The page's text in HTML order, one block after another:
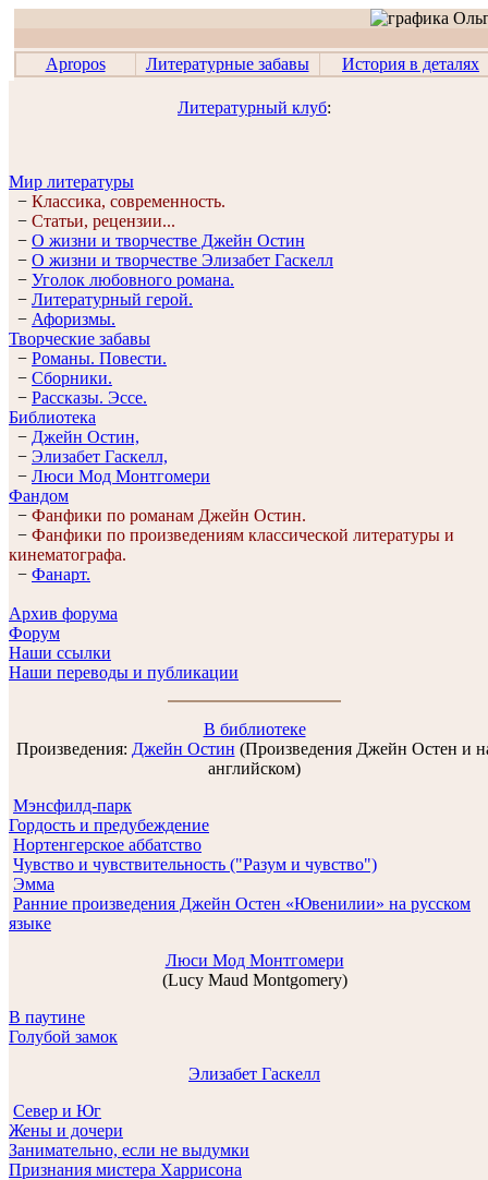
Apropos Литературные забавы История в деталях
Литературный клуб:
Мир литературы
− Классика, современность.
− Статьи, рецензии...
− О жизни и творчестве Джейн Остин
− О жизни и творчестве Элизабет Гaскелл
− Уголок любовного романа.
− Литературный герой.
− Афоризмы.
Творческие забавы
− Романы. Повести.
− Сборники.
− Рассказы. Эссe.
Библиотека
− Джейн Остин,
− Элизабет Гaскелл,
− Люси Мод Монтгомери
Фандом
− Фанфики по романам Джейн Остин.
− Фанфики по произведениям классической литературы и
кинематографа.
− Фанарт.
Архив форума
Форум
Наши ссылки
Наши переводы и публикации
В библиотеке
Произведения: Джейн Остин (Произведения Джейн Остен и
английском)
Мэнсфилд-парк
Гордость и предубеждение
Нортенгерское аббатство
Чувство и чувствительность ("Разум и чувство")
Эмма
Ранние произведения Джейн Остен «Ювенилии» на русском
языке
Люси Мод Монтгомери
(Lucy Maud Montgomery)
В паутине
Голубой замок
Элизабет Гаскелл
Север и Юг
Жены и дочери
Занимательно, если не выдумки
Признания мистера Харрисона